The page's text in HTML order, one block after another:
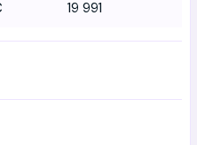
19 991